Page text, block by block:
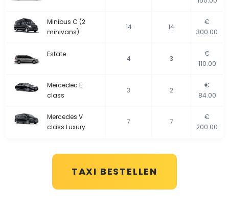
Minibus C (2
minivans)
14 14
€
300.00
Estate
4 3
€
110.00
Mercedec E
class
3 2
€
84.00
Mercedes V
class Luxury
7 7
€
200.00
TAXI BESTELLEN